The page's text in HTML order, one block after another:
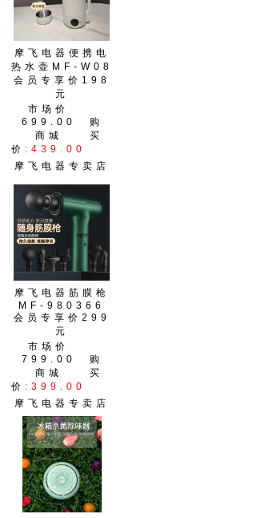
摩飞电器便携电
热水壶MF-W08
会员专享价198
元
市场价
699.00
购
买
商城
价 :439.00
摩飞电器专卖店
摩飞电器筋膜枪
MF-980366
会员专享价299
元
市场价
799.00
购
买
商城
价 :399.00
摩飞电器专卖店